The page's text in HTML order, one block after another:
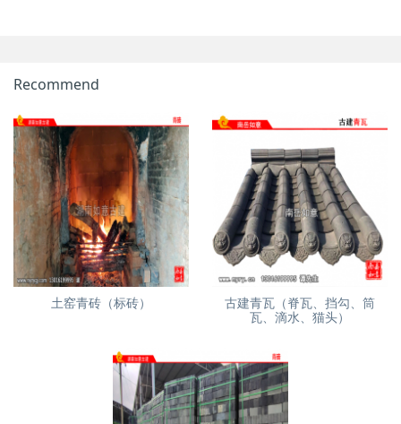
Recommend
土窑青砖（标砖）
古建青瓦（脊瓦、挡勾、筒
瓦、滴水、猫头）